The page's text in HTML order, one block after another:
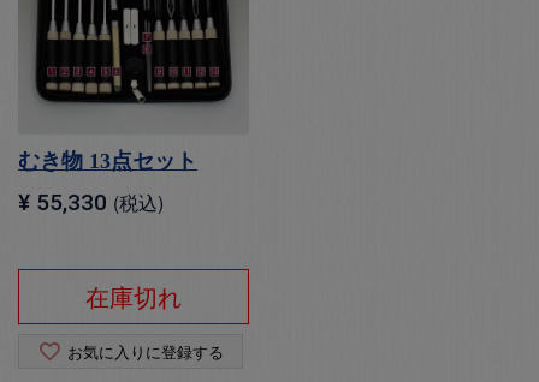
むき物 13点セット
¥ 55,330 税込
在庫切れ
お気に入りに登録する